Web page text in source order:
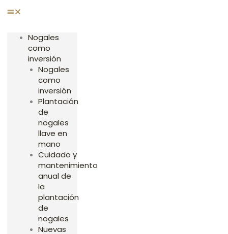
Nogales
como
inversión
Nogales
como
inversión
Plantación
de
nogales
llave en
mano
Cuidado y
mantenimiento
anual de
la
plantación
de
nogales
Nuevas